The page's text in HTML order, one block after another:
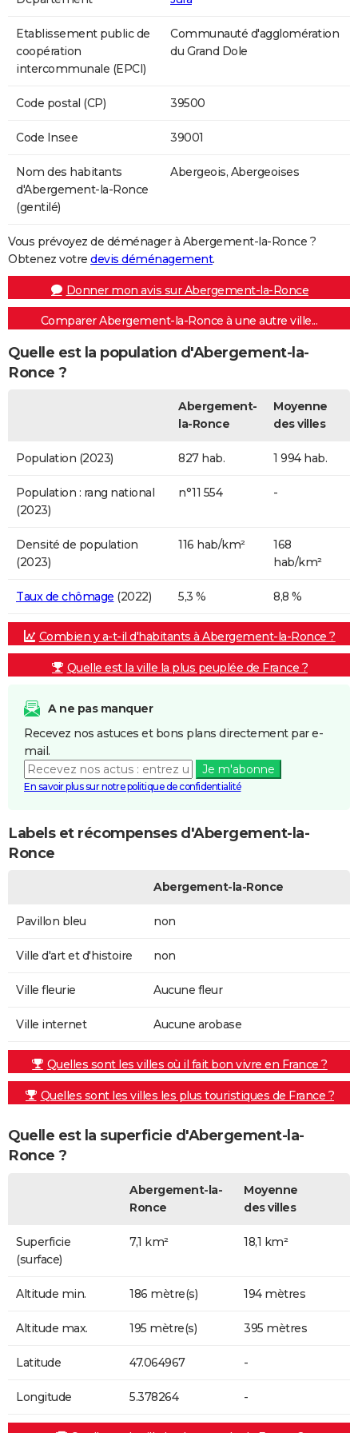
Etablissement public de
coopération
intercommunale (EPCI)
Communauté d'agglomération
du Grand Dole
Code postal (CP) 39500
Code Insee 39001
Nom des habitants
d'Abergement-la-Ronce
(gentilé)
Abergeois, Abergeoises
Vous prévoyez de déménager à Abergement-la-Ronce ?
Obtenez votre devis déménagement.
Donner mon avis sur Abergement-la-Ronce
Comparer Abergement-la-Ronce à une autre ville...
Quelle est la population d'Abergement-la-
Ronce ?
Abergement-
la-Ronce
Moyenne
des villes
Population (2023) 827 hab. 1 994 hab.
Population : rang national
(2023)
n°11 554 -
Densité de population
(2023)
116 hab/km²
168
hab/km²
Taux de chômage (2022) 5,3 % 8,8 %
Combien y a-t-il d'habitants à Abergement-la-Ronce ?
Quelle est la ville la plus peuplée de France ?
A ne pas manquer
Recevez nos astuces et bons plans directement par e-
mail.
Je m'abonne
En savoir plus sur notre politique de confidentialité
Labels et récompenses d'Abergement-la-
Ronce
Abergement-la-Ronce
Pavillon bleu non
Ville d'art et d'histoire non
Ville fleurie Aucune fleur
Ville internet Aucune arobase
Quelles sont les villes où il fait bon vivre en France ?
Quelles sont les villes les plus touristiques de France ?
Quelle est la superficie d'Abergement-la-
Ronce ?
Abergement-la-
Ronce
Moyenne
des villes
Superficie
(surface)
7,1 km² 18,1 km²
Altitude min. 186 mètre(s) 194 mètres
Altitude max. 195 mètre(s) 395 mètres
Latitude 47.064967 -
Longitude 5.378264 -